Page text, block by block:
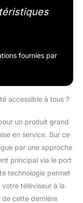
fournies par
accessible à tous ?
un produit grand
en service. Sur ce
par une approche
principal via le port
technologie permet
téléviseur à la
de cette dernière